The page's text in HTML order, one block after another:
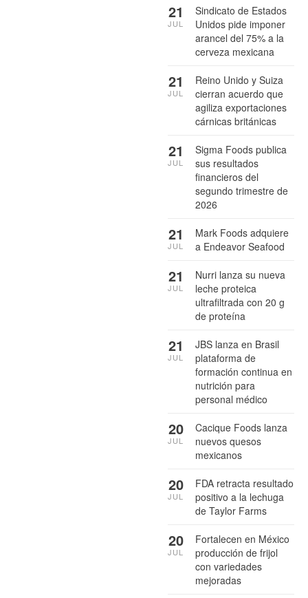
Sindicato de Estados
Unidos pide imponer
arancel del 75% a la
cerveza mexicana
21
JUL
Reino Unido y Suiza
cierran acuerdo que
agiliza exportaciones
cárnicas británicas
21
JUL
Sigma Foods publica
sus resultados
financieros del
segundo trimestre de
2026
21
JUL
Mark Foods adquiere
a Endeavor Seafood
21
JUL
Nurri lanza su nueva
leche proteica
ultrafiltrada con 20 g
de proteína
21
JUL
JBS lanza en Brasil
plataforma de
formación continua en
nutrición para
personal médico
21
JUL
Cacique Foods lanza
nuevos quesos
mexicanos
20
JUL
FDA retracta resultado
positivo a la lechuga
de Taylor Farms
20
JUL
Fortalecen en México
producción de frijol
con variedades
mejoradas
20
JUL